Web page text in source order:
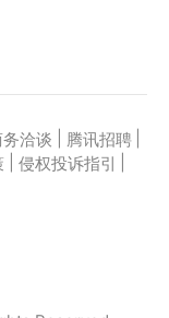
洽谈 腾讯招聘
侵权投诉指引